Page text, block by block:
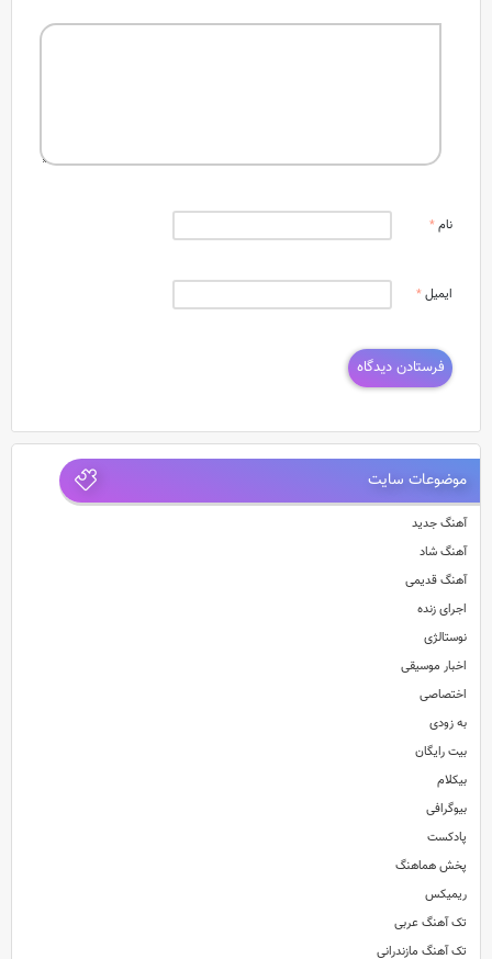
نام*
ایمیل*
موضوعات سایت
آهنگ جدید
آهنگ شاد
آهنگ قدیمی
اجرای زنده
نوستالژی
اخبار موسیقی
اختصاصی
به زودی
بیت رایگان
بیکلام
بیوگرافی
پادکست
پخش هماهنگ
ریمیکس
تک آهنگ عربی
تک آهنگ مازندرانی